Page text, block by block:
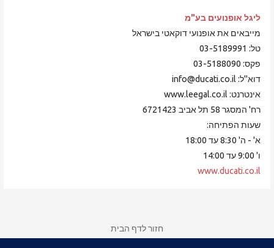
ליגל אופנועים בע"מ
מייבאים את אופנועי דוקאטי בישראל
טל: 03-5189991
פקס: 03-5188090
דוא"ל: info@ducati.co.il
אינטרנט: www.leegal.co.il
רח' המסגר 58 תל אביב 6721423
שעות הפתיחה:
א' - ה' 8:30 עד 18:00
ו' 9:00 עד 14:00
www.ducati.co.il
חזור לדף הבית